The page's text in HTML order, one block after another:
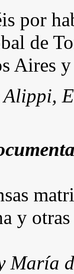
por
de
Aires
y
María